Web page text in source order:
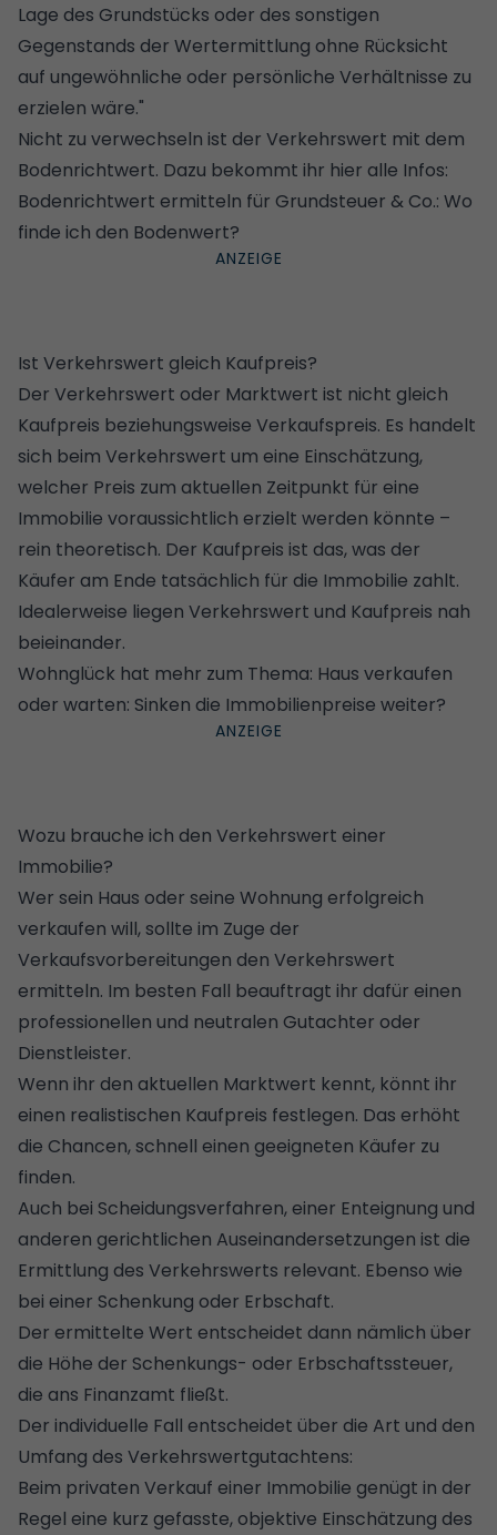
Lage des Grundstücks oder des sonstigen
Gegenstands der Wertermittlung ohne Rücksicht
auf ungewöhnliche oder persönliche Verhältnisse zu
erzielen wäre."
Nicht zu verwechseln ist der Verkehrswert mit dem
Bodenrichtwert. Dazu bekommt ihr hier alle Infos:
Bodenrichtwert ermitteln für Grundsteuer & Co.: Wo
finde ich den Bodenwert?
Ist Verkehrswert gleich Kaufpreis?
Der Verkehrswert oder Marktwert ist nicht gleich
Kaufpreis beziehungsweise Verkaufspreis. Es handelt
sich beim Verkehrswert um eine Einschätzung,
welcher Preis zum aktuellen Zeitpunkt für eine
Immobilie voraussichtlich erzielt werden könnte –
rein theoretisch. Der Kaufpreis ist das, was der
Käufer am Ende tatsächlich für die Immobilie zahlt.
Idealerweise liegen Verkehrswert und Kaufpreis nah
beieinander.
Wohnglück hat mehr zum Thema: Haus verkaufen
oder warten: Sinken die Immobilienpreise weiter?
Wozu brauche ich den Verkehrswert einer
Immobilie?
Wer sein Haus oder seine Wohnung erfolgreich
verkaufen will, sollte im Zuge der
Verkaufsvorbereitungen den Verkehrswert
ermitteln. Im besten Fall beauftragt ihr dafür einen
professionellen und neutralen Gutachter oder
Dienstleister.
Wenn ihr den aktuellen Marktwert kennt, könnt ihr
einen realistischen Kaufpreis festlegen. Das erhöht
die Chancen, schnell einen geeigneten Käufer zu
finden.
Auch bei Scheidungsverfahren, einer Enteignung und
anderen gerichtlichen Auseinandersetzungen ist die
Ermittlung des Verkehrswerts relevant. Ebenso wie
bei einer Schenkung oder Erbschaft.
Der ermittelte Wert entscheidet dann nämlich über
die Höhe der Schenkungs- oder Erbschaftssteuer,
die ans Finanzamt fließt.
Der individuelle Fall entscheidet über die Art und den
Umfang des Verkehrswertgutachtens:
Beim privaten Verkauf einer Immobilie genügt in der
Regel eine kurz gefasste, objektive Einschätzung des